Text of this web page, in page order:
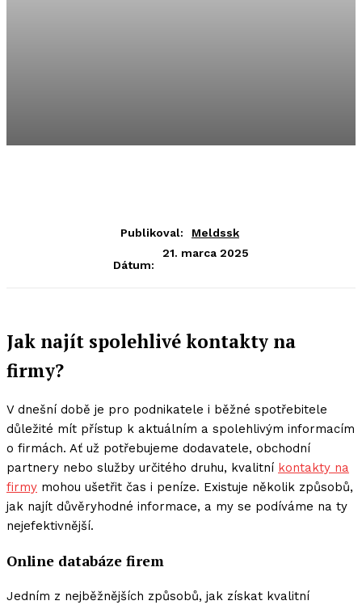
Publikoval: Meldssk
Dátum:
21. marca 2025
Jak najít spolehlivé kontakty na
firmy?
V dnešní době je pro podnikatele i běžné spotřebitele
důležité mít přístup k aktuálním a spolehlivým informacím
o firmách. Ať už potřebujeme dodavatele, obchodní
partnery nebo služby určitého druhu, kvalitní kontakty na
firmy mohou ušetřit čas i peníze. Existuje několik způsobů,
jak najít důvěryhodné informace, a my se podíváme na ty
nejefektivnější.
Online databáze firem
Jedním z nejběžnějších způsobů, jak získat kvalitní